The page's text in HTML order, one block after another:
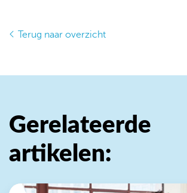
Terug naar overzicht
Gerelateerde
artikelen: